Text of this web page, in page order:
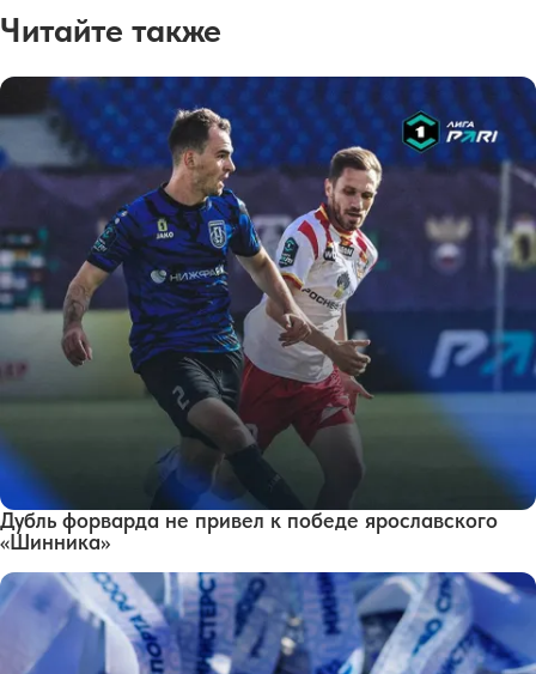
Читайте также
Дубль форварда не привел к победе ярославского
«Шинника»